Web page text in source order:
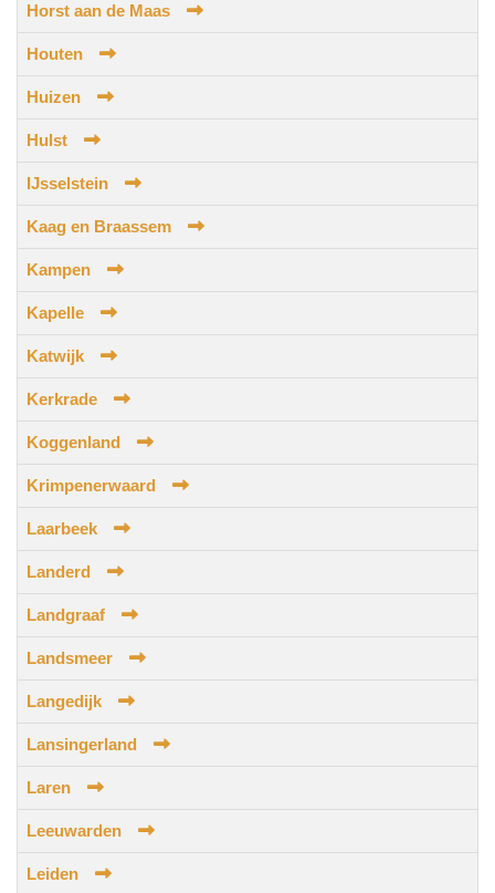
Horst aan de Maas
Houten
Huizen
Hulst
IJsselstein
Kaag en Braassem
Kampen
Kapelle
Katwijk
Kerkrade
Koggenland
Krimpenerwaard
Laarbeek
Landerd
Landgraaf
Landsmeer
Langedijk
Lansingerland
Laren
Leeuwarden
Leiden